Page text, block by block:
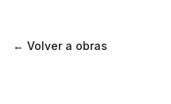
← Volver a obras